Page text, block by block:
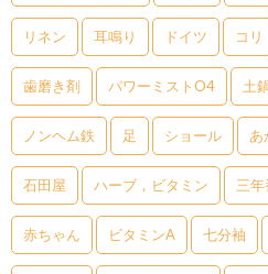
リネン 耳鳴り ドイツ コリ
歯磨き剤 パワーミストO4 土
ノンヘム鉄 足 ショール あ
石田屋 ハーブ，ビタミン 三
赤ちゃん ビタミンA 七分袖